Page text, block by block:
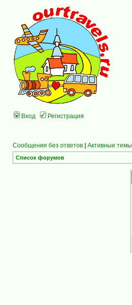
Вход Регистрация
Сообщения без ответов | Активные темы
Список форумов